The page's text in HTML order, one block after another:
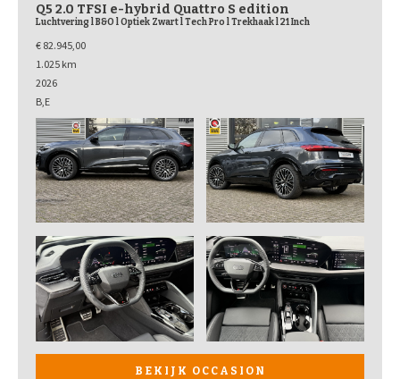
Q5 2.0 TFSI e-hybrid Quattro S edition
Luchtvering l B&O l Optiek Zwart l Tech Pro l Trekhaak l 21 Inch
€ 82.945,00
1.025 km
2026
B,E
BEKIJK OCCASION